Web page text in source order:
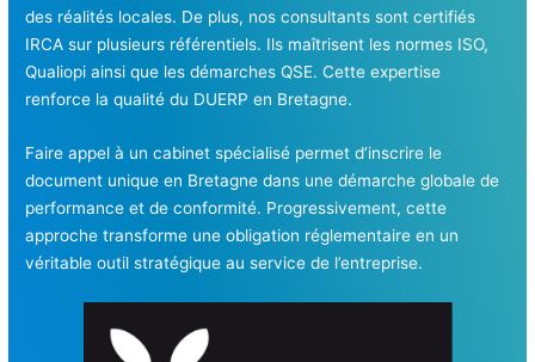
des réalités locales. De plus, nos consultants sont certifiés
IRCA sur plusieurs référentiels. Ils maîtrisent les normes ISO,
Qualiopi ainsi que les démarches QSE. Cette expertise
renforce la qualité du DUERP en Bretagne.
Faire appel à un cabinet spécialisé permet d’inscrire le
document unique en Bretagne dans une démarche globale de
performance et de conformité. Progressivement, cette
approche transforme une obligation réglementaire en un
véritable outil stratégique au service de l’entreprise.